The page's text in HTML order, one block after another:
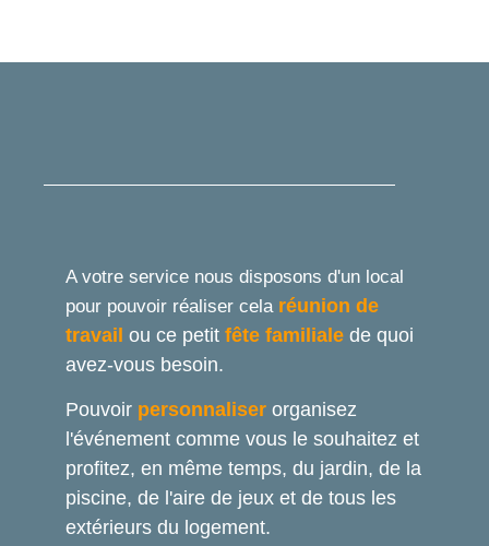
A votre service nous disposons d'un local
pour pouvoir réaliser cela réunion de
travail ou ce petit fête familiale de quoi
avez-vous besoin.
Pouvoir personnaliser organisez
l'événement comme vous le souhaitez et
profitez, en même temps, du jardin, de la
piscine, de l'aire de jeux et de tous les
extérieurs du logement.